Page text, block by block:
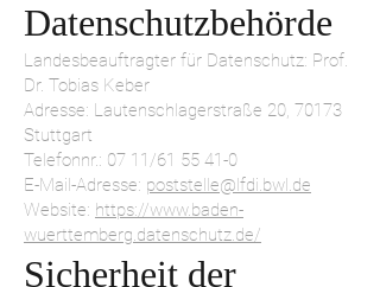
Datenschutzbehörde
Landesbeauftragter für Datenschutz: Prof.
Dr. Tobias Keber
Adresse: Lautenschlagerstraße 20, 70173
Stuttgart
Telefonnr.: 07 11/61 55 41-0
E-Mail-Adresse: poststelle@lfdi.bwl.de
Website: https://www.baden-
wuerttemberg.datenschutz.de/
Sicherheit der